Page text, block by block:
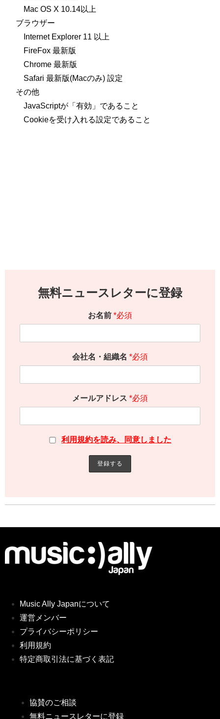
Mac OS X 10.14以上
ブラウザー
Internet Explorer 11 以上
FireFox 最新版
Chrome 最新版
Safari 最新版(Macのみ) 設定
その他
JavaScriptが「有効」であること
Cookieを受け入れる設定であること
無料ニュースレターに登録
お名前 *必須
会社名・組織名 *必須
メールアドレス *必須
利用規約を読み、同意しました
Music Ally Japanについて
運営メンバー
プライバシーポリシー
利用規約
特定商取引法に基づく表記
協賛のご相談
無料ニュースレターに登録